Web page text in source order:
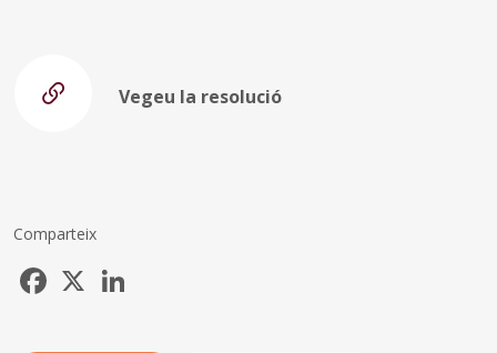
Vegeu la resolució
Comparteix
Facebook